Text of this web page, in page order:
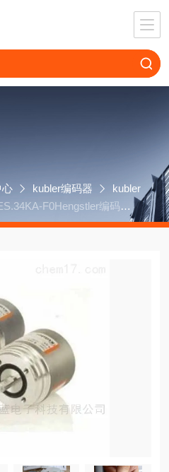
心 kubler编码器
kubler
F0Hengstler编码器R